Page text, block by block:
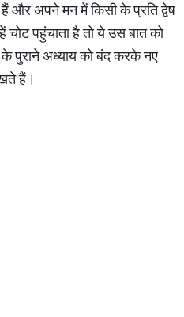
और अपने मन में किसी के प्रति द्वेष
चोट पहुंचाता है तो ये उस बात को
पुराने अध्याय को बंद करके नए
हैं।